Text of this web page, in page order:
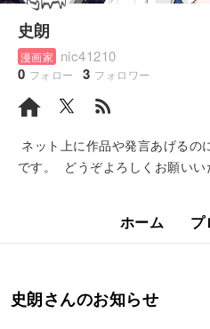
史朗
漫画家 nic41210
0 フォロー 3 フォロワー
rss_feed
ネット上に作品や発言あげる
です。 どうぞよろしくお願い
ホーム プ
史朗さんのお知らせ